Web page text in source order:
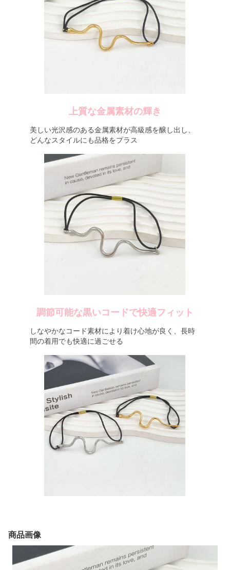
上質な金属素材の輝き
美しい光沢感のある金属素材が高級感を醸し出し、
どんなスタイルにも品格をプラス
調節可能な黒いコードで快適フィット
しなやかなコード素材により着け心地が良く、長時
間の着用でも快適に過ごせる
商品画像